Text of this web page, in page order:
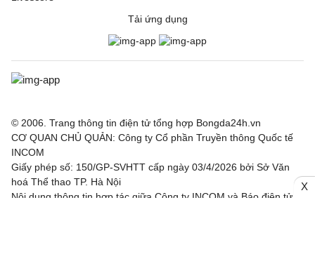
Tải ứng dụng
© 2006. Trang thông tin điện tử tổng hợp Bongda24h.vn
CƠ QUAN CHỦ QUẢN: Công ty Cổ phần Truyền thông Quốc tế
INCOM
Giấy phép số: 150/GP-SVHTT cấp ngày 03/4/2026 bởi Sở Văn
hoá Thể thao TP. Hà Nội
Nội dung thông tin hợp tác giữa Công ty INCOM và Báo điện tử
X